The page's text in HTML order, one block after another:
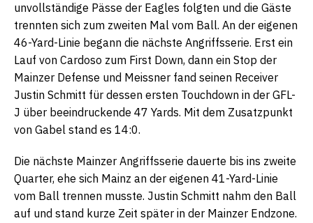
unvollständige Pässe der Eagles folgten und die Gäste
trennten sich zum zweiten Mal vom Ball. An der eigenen
46-Yard-Linie begann die nächste Angriffsserie. Erst ein
Lauf von Cardoso zum First Down, dann ein Stop der
Mainzer Defense und Meissner fand seinen Receiver
Justin Schmitt für dessen ersten Touchdown in der GFL-
J über beeindruckende 47 Yards. Mit dem Zusatzpunkt
von Gabel stand es 14:0.
Die nächste Mainzer Angriffsserie dauerte bis ins zweite
Quarter, ehe sich Mainz an der eigenen 41-Yard-Linie
vom Ball trennen musste. Justin Schmitt nahm den Ball
auf und stand kurze Zeit später in der Mainzer Endzone.